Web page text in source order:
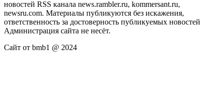
новостей RSS канала news.rambler.ru, kommersant.ru,
newsru.com. Материалы публикуются без искажения,
ответственность за достоверность публикуемых новостей
Администрация сайта не несёт.
Сайт от bmb1 @ 2024